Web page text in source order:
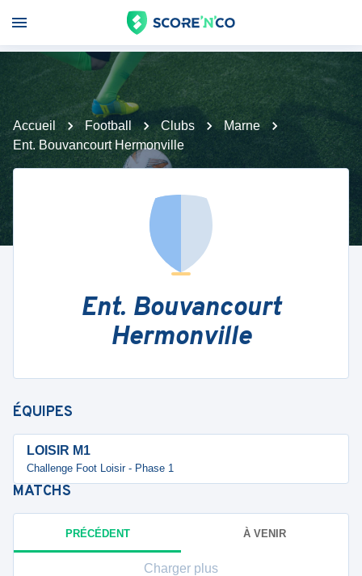
Accueil Football Clubs
Marne
Ent. Bouvancourt Hermonville
Ent. Bouvancourt
Hermonville
ÉQUIPES
LOISIR M1
Challenge Foot Loisir - Phase 1
MATCHS
PRÉCÉDENT À VENIR
Charger plus